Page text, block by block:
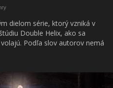
dielom série, ktorý vzniká v
Double Helix, ako sa
Podľa slov autorov nemá